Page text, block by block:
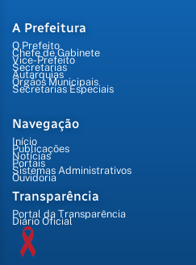
A Prefeitura
O Prefeito
Chefe de Gabinete
Vice-Prefeito
Secretarias
Autarquias
Órgãos Municipais
Secretarias Especiais
Navegação
Início
Publicações
Notícias
Portais
Sistemas Administrativos
Ouvidoria
Transparência
Portal da Transparência
Diário Oficial